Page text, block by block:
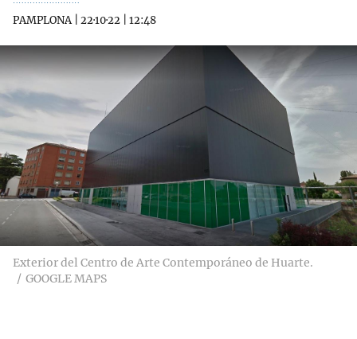
PAMPLONA| 22·10·22 12:48
Exterior del Centro de Arte Contemporáneo de Huarte.
GOOGLE MAPS